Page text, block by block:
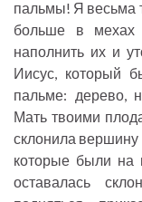
пальмы! Я весьма
больше в мехах
наполнить их и
Иисус, который
пальме: дерево,
Мать твоими
склонила
которые были на
оставалась